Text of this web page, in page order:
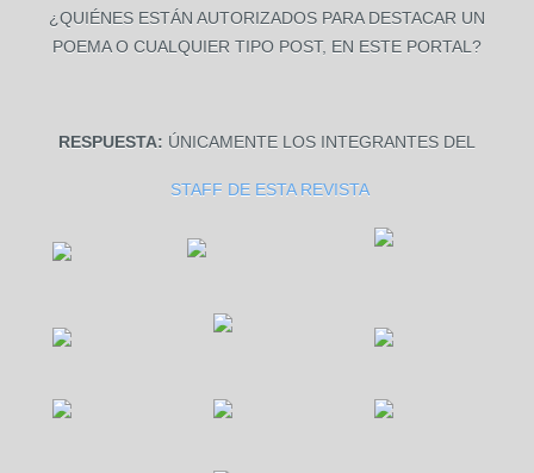
¿QUIÉNES ESTÁN AUTORIZADOS PARA DESTACAR UN
POEMA O CUALQUIER TIPO POST, EN ESTE PORTAL?
RESPUESTA: ÚNICAMENTE LOS INTEGRANTES DEL
STAFF DE ESTA REVISTA